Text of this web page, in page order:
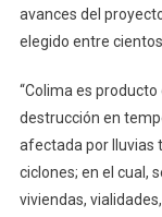
avances del
elegido entre
“Colima es
destrucción en
afectada por lluvias
ciclones; en el cual,
viviendas,